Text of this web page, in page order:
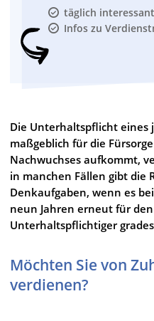
täglich
Infos zu
Die Unterhaltspflicht eines
maßgeblich für die
Nachwuchses aufkommt,
in manchen Fällen gibt die
Denkaufgaben, wenn es
neun Jahren erneut für
Unterhaltspflichtiger
Möchten Sie von
verdienen?